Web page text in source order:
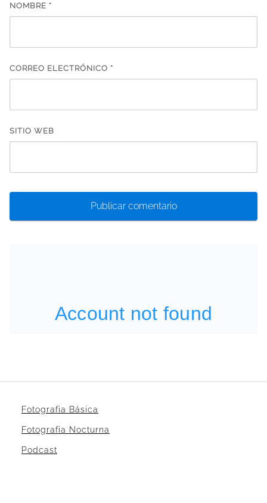
NOMBRE *
CORREO ELECTRÓNICO *
SITIO WEB
Fotografia Básica
Fotografia Nocturna
Podcast